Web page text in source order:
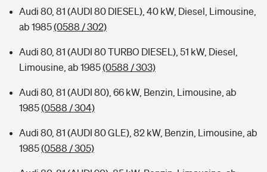
Kinderunfall-Check: Mehr Sicherheit für deine Kids
Typklassen: So ist Ihr Auto eingestuft
Sie haben Fragen?
Audi 80, 81 (AUDI 80 DIESEL), 40 kW, Diesel, Limousine,
ab 1985(0588 / 302)
Audi 80, 81 (AUDI 80 TURBO DIESEL), 51 kW, Diesel,
Limousine, ab 1985(0588 / 303)
Audi 80, 81 (AUDI 80), 66 kW, Benzin, Limousine, ab
1985(0588 / 304)
Audi 80, 81 (AUDI 80 GLE), 82 kW, Benzin, Limousine, ab
1985(0588 / 305)